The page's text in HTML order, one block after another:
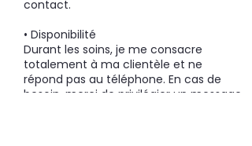
contact.
• Disponibilité
Durant les soins, je me consacre
totalement à ma clientèle et ne
répond pas au téléphone. En cas de
besoin, merci de privilégier un message